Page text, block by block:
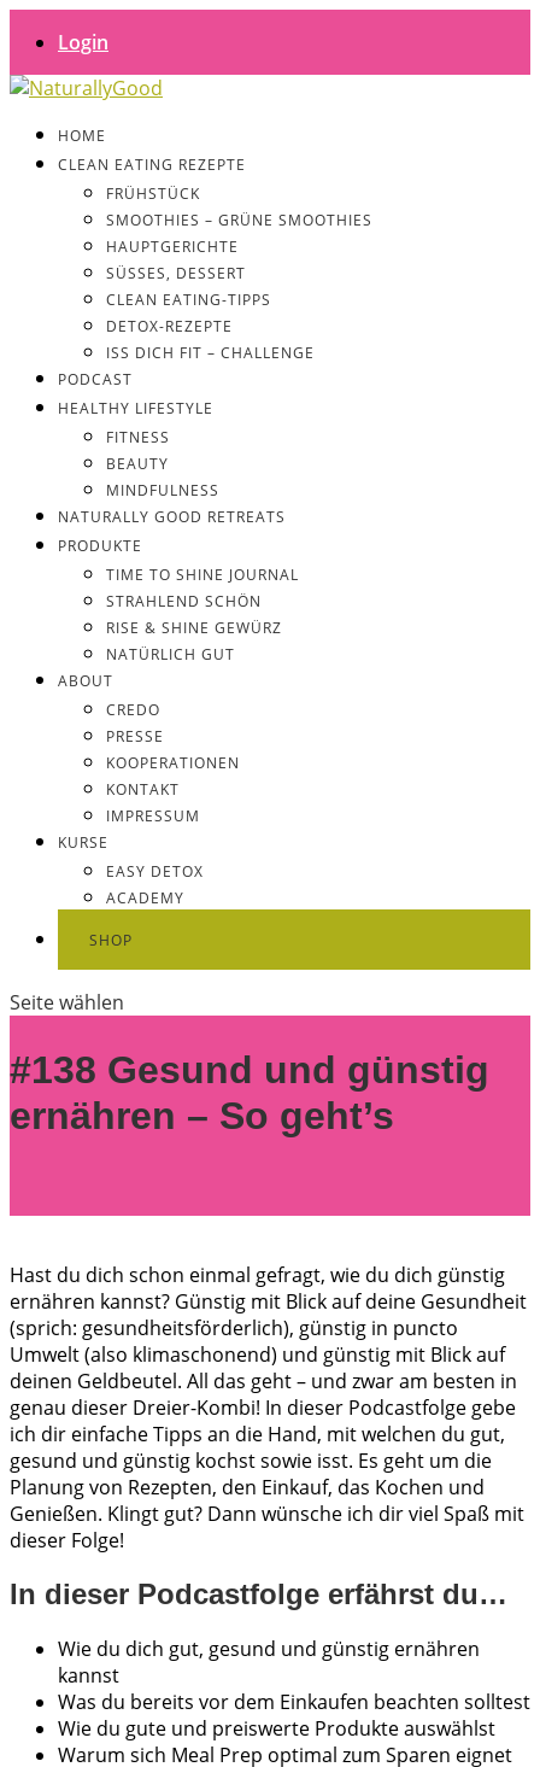
Login
HOME
CLEAN EATING REZEPTE
FRÜHSTÜCK
SMOOTHIES – GRÜNE SMOOTHIES
HAUPTGERICHTE
SÜSSES, DESSERT
CLEAN EATING-TIPPS
DETOX-REZEPTE
ISS DICH FIT – CHALLENGE
PODCAST
HEALTHY LIFESTYLE
FITNESS
BEAUTY
MINDFULNESS
NATURALLY GOOD RETREATS
PRODUKTE
TIME TO SHINE JOURNAL
STRAHLEND SCHÖN
RISE & SHINE GEWÜRZ
NATÜRLICH GUT
ABOUT
CREDO
PRESSE
KOOPERATIONEN
KONTAKT
IMPRESSUM
KURSE
EASY DETOX
ACADEMY
SHOP
Seite wählen
#138 Gesund und günstig
ernähren – So geht’s
Hast du dich schon einmal gefragt, wie du dich günstig
ernähren kannst? Günstig mit Blick auf deine Gesundheit
(sprich: gesundheitsförderlich), günstig in puncto
Umwelt (also klimaschonend) und günstig mit Blick auf
deinen Geldbeutel. All das geht – und zwar am besten in
genau dieser Dreier-Kombi! In dieser Podcastfolge gebe
ich dir einfache Tipps an die Hand, mit welchen du gut,
gesund und günstig kochst sowie isst. Es geht um die
Planung von Rezepten, den Einkauf, das Kochen und
Genießen. Klingt gut? Dann wünsche ich dir viel Spaß mit
dieser Folge!
In dieser Podcastfolge erfährst du…
Wie du dich gut, gesund und günstig ernähren
kannst
Was du bereits vor dem Einkaufen beachten solltest
Wie du gute und preiswerte Produkte auswählst
Warum sich Meal Prep optimal zum Sparen eignet